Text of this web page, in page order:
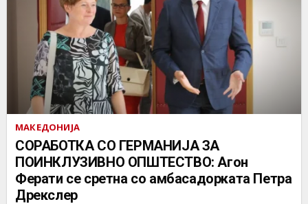
МАКЕДОНИЈА
СОРАБОТКА СО ГЕРМАНИЈА ЗА
ПОИНКЛУЗИВНО ОПШТЕСТВО: Агон
Ферати се сретна со амбасадорката Петра
Дрекслер